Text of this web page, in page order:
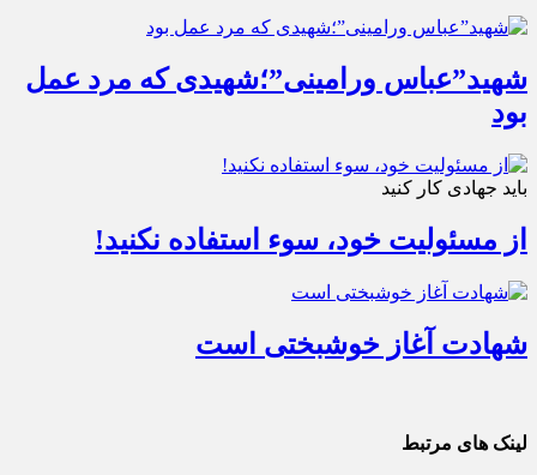
شهید”عباس ورامینی”؛شهیدی که مرد عمل
بود
باید جهادی کار کنید
از مسئولیت خود، سوء استفاده نکنید!
شهادت آغاز خوشبختی است
لینک های مرتبط